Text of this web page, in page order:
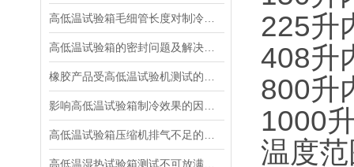
225升
408升
800升
1000
温度